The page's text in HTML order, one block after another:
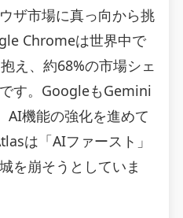
ザ市場に真っ向から挑
Chromeは世界中で
え、約68%の市場シェ
す。GoogleもGemini
AI機能の強化を進めて
は「AIファースト」
を崩そうとしていま